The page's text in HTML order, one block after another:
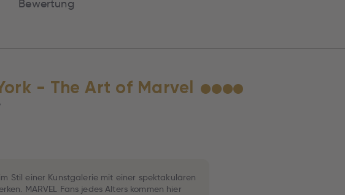
Bewertung
- The Art of Marvel ★★★★
Stil einer Kunstgalerie mit einer spektakulären
MARVEL Fans jedes Alters kommen hier